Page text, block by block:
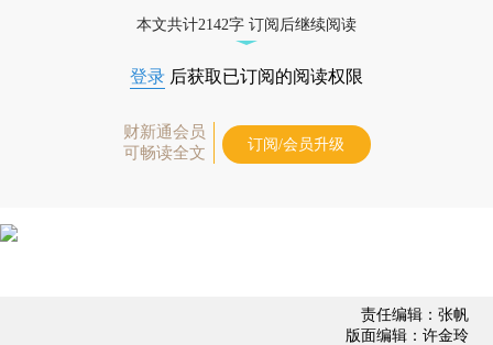
本文共计2142字 订阅后继续阅读
登录 后获取已订阅的阅读权限
财新通会员
可畅读全文
订阅/会员升级
责任编辑：张帆
版面编辑：许金玲